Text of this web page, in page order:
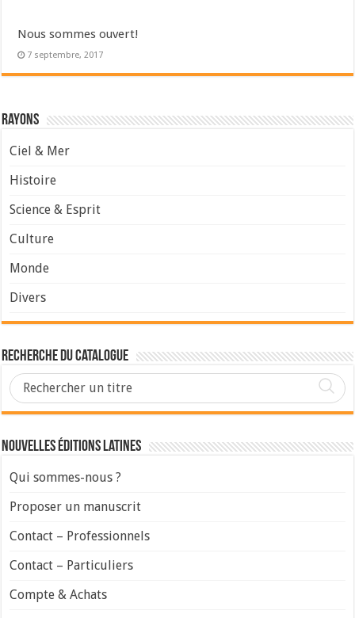
Nous sommes ouvert!
7 septembre, 2017
Rayons
Ciel & Mer
Histoire
Science & Esprit
Culture
Monde
Divers
Recherche du Catalogue
Nouvelles Éditions Latines
Qui sommes-nous ?
Proposer un manuscrit
Contact – Professionnels
Contact – Particuliers
Compte & Achats